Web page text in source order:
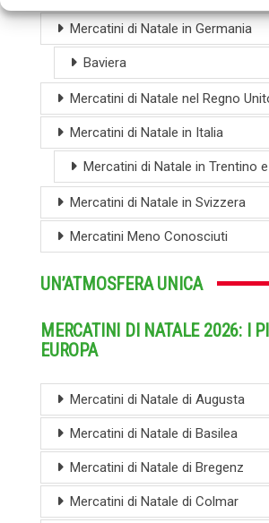
Mercatini di Natale in Germania
Baviera
Mercatini di Natale nel Regno
Mercatini di Natale in Italia
Mercatini di Natale in Trentino
Mercatini di Natale in Svizzera
Mercatini Meno Conosciuti
UN’ATMOSFERA UNICA
MERCATINI DI NATALE 2026: I
EUROPA
Mercatini di Natale di Augusta
Mercatini di Natale di Basilea
Mercatini di Natale di Bregenz
Mercatini di Natale di Colmar